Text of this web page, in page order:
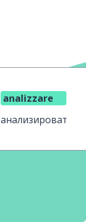
analizzare
анализировать